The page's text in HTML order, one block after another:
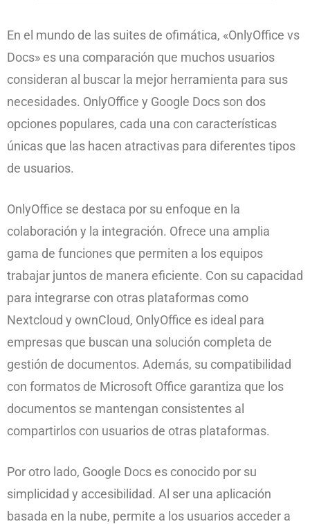
En el mundo de las suites de ofimática, «OnlyOffice vs
Docs» es una comparación que muchos usuarios
consideran al buscar la mejor herramienta para sus
necesidades. OnlyOffice y Google Docs son dos
opciones populares, cada una con características
únicas que las hacen atractivas para diferentes tipos
de usuarios.
OnlyOffice se destaca por su enfoque en la
colaboración y la integración. Ofrece una amplia
gama de funciones que permiten a los equipos
trabajar juntos de manera eficiente. Con su capacidad
para integrarse con otras plataformas como
Nextcloud y ownCloud, OnlyOffice es ideal para
empresas que buscan una solución completa de
gestión de documentos. Además, su compatibilidad
con formatos de Microsoft Office garantiza que los
documentos se mantengan consistentes al
compartirlos con usuarios de otras plataformas.
Por otro lado, Google Docs es conocido por su
simplicidad y accesibilidad. Al ser una aplicación
basada en la nube, permite a los usuarios acceder a